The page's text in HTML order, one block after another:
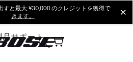
すと最大 ¥30,000 のクレジットを獲得で
きます。
品サポート